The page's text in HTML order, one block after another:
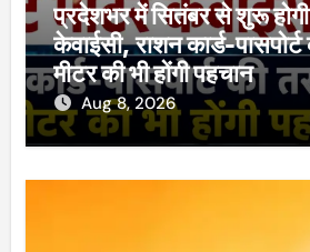
प्रदेशभर में सितंबर से शुरू होगी
केवाईसी, राशन कार्ड-
मीटर की भी होंगी पहचान
Aug 8, 2026